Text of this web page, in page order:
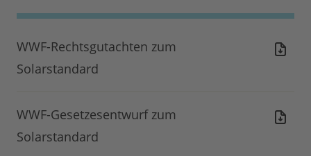
WWF-Rechtsgutachten zum
Solarstandard
WWF-Gesetzesentwurf zum
Solarstandard